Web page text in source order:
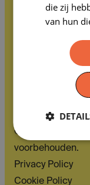
Franstalige
02 563 63 73
© 2026
voorbehouden.
Privacy Policy
Cookie Policy
die zij
van hun